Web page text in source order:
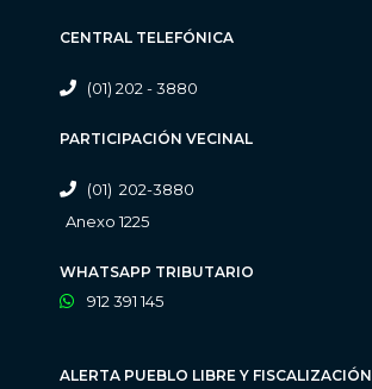
CENTRAL TELEFÓNICA
(01) 202 - 3880
PARTICIPACIÓN VECINAL
(01) 202-3880
Anexo 1225
WHATSAPP TRIBUTARIO
912 391 145
ALERTA PUEBLO LIBRE Y FISCALIZACIÓN